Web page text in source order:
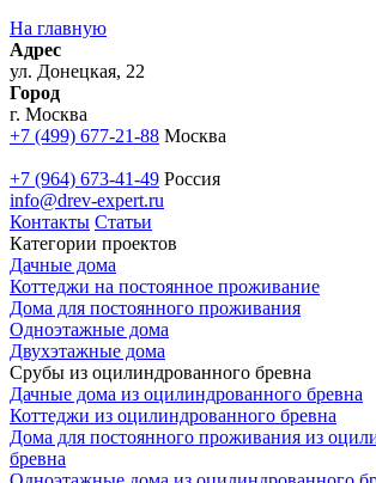
На главную
Адрес
ул. Донецкая, 22
Город
г. Москва
+7 (499) 677-21-88 Москва
+7 (964) 673-41-49 Россия
info@drev-expert.ru
Контакты Статьи
Категории проектов
Дачные дома
Коттеджи на постоянное проживание
Дома для постоянного проживания
Одноэтажные дома
Двухэтажные дома
Срубы из оцилиндрованного бревна
Дачные дома из оцилиндрованного бревна
Коттеджи из оцилиндрованного бревна
Дома для постоянного проживания из
бревна